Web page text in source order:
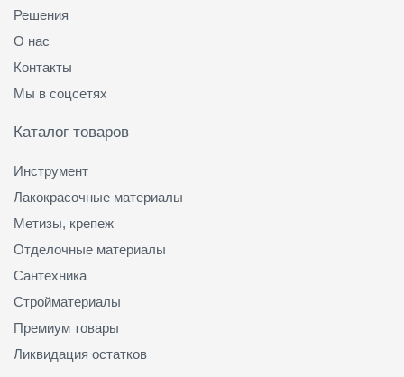
Решения
О нас
Контакты
Мы в соцсетях
Каталог товаров
Инструмент
Лакокрасочные материалы
Метизы, крепеж
Отделочные материалы
Сантехника
Стройматериалы
Премиум товары
Ликвидация остатков